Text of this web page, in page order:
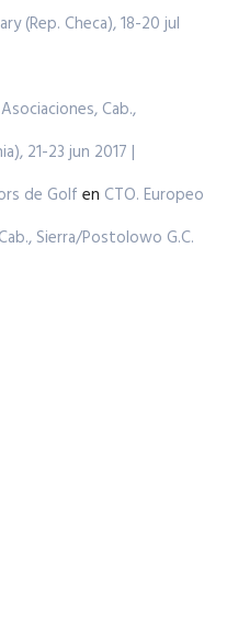
(Rep. Checa), 18-20 jul
Cab.,
21-23 jun 2017 |
de Golf en CTO. Europeo
Sierra/Postolowo G.C.